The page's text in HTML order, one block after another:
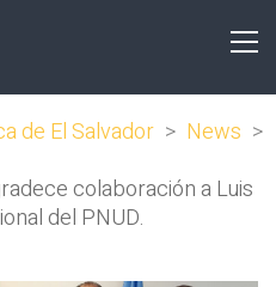
de El Salvador > News >
colaboración a Luis
del PNUD.